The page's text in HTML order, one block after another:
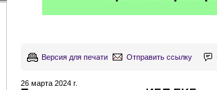
Версия для печати Отправить ссылку
26 марта 2024 г.